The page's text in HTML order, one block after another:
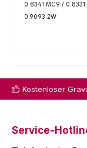
0.8341.MC9 /
0.9093.2W
Kostenloser
Service-